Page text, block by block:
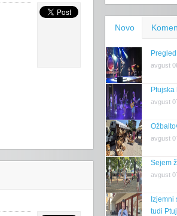
Novo
avgust
Ptujska
avgust
avgust
Sejem
avgust
Izjemni
tudi